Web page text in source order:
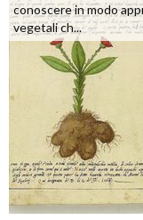
conoscere in modo
vegetali ch...